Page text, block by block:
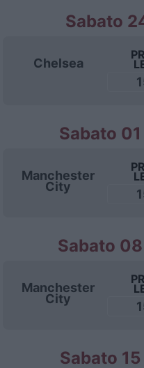
Sabato
Chelsea
Sabato
Manchester
City
Sabato
Manchester
City
Sabato